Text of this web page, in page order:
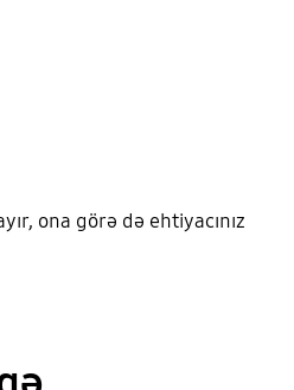
ona görə də ehtiyacınız